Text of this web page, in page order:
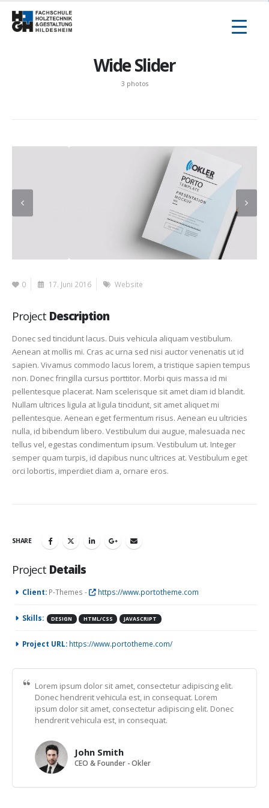
springen
Wide Slider
3 photos
0 17. Juni 2016 Website
Project Description
Donec sed tincidunt lacus. Duis vehicula aliquam vestibulum.
Aenean at mollis mi. Cras ac urna sed nisi auctor venenatis ut id
sapien. Vivamus commodo lacus lorem, a tristique sapien tempus
non. Donec fringilla cursus porttitor. Morbi quis massa id mi
pellentesque placerat. Nam scelerisque sit amet diam id blandit.
Nullam ultrices ligula at ligula tincidunt, sit amet aliquet mi
pellentesque. Aenean eget fermentum risus. Aenean eu ultricies
nulla, id bibendum libero. Vestibulum dui augue, malesuada nec
tellus vel, egestas condimentum ipsum. Vestibulum ut. Integer
semper quam turpis, id dapibus nunc ultrices at. Vestibulum eget
orci lobortis, imperdiet diam a, ornare eros.
SHARE
Project Details
Client: P-Themes - https://www.portotheme.com
Skills: DESIGN HTML/CSS JAVASCRIPT
Project URL: https://www.portotheme.com/
Lorem ipsum dolor sit amet, consectetur adipiscing elit.
Donec hendrerit vehicula est, in consequat. Lorem
ipsum dolor sit amet, consectetur adipiscing elit. Donec
hendrerit vehicula est, in consequat.
John Smith
CEO & Founder - Okler